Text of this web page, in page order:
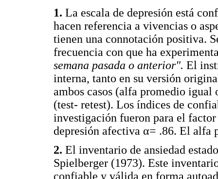
1. La escala de depresión está
hacen referencia a vivencias o
tienen una connotación positiva.
frecuencia con que ha
semana pasada o anterior". El
interna, tanto en su versión
ambos casos (alfa promedio
(test- retest). Los índices de
investigación fueron para el
depresión afectiva α= .86. El alfa
2. El inventario de ansiedad
Spielberger (1973). Este
confiable y válida en forma